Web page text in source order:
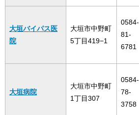
大垣バイパス医
院
大垣市中野町
5丁目419−1
0584-
81-
6781
大垣病院
大垣市中野町
1丁目307
0584-
78-
3758